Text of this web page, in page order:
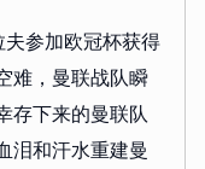
参加欧冠杯获得
难，曼联战队瞬
存下来的曼联队
泪和汗水重建曼